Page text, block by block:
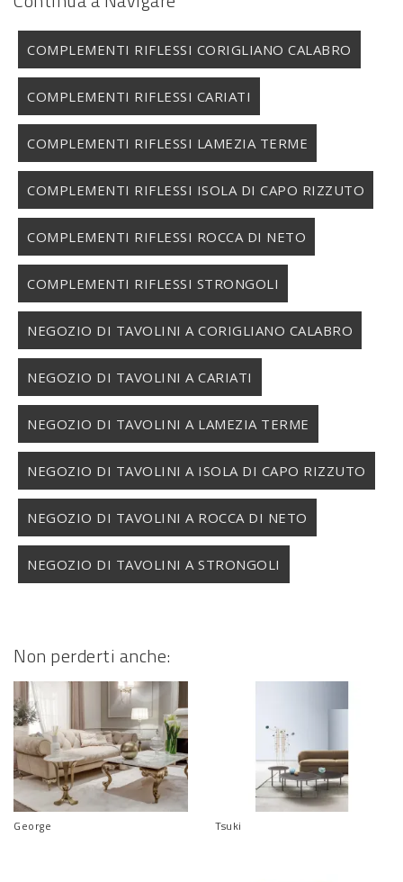
COMPLEMENTI RIFLESSI CORIGLIANO CALABRO
COMPLEMENTI RIFLESSI CARIATI
COMPLEMENTI RIFLESSI LAMEZIA TERME
COMPLEMENTI RIFLESSI ISOLA DI CAPO RIZZUTO
COMPLEMENTI RIFLESSI ROCCA DI NETO
COMPLEMENTI RIFLESSI STRONGOLI
NEGOZIO DI TAVOLINI A CORIGLIANO CALABRO
NEGOZIO DI TAVOLINI A CARIATI
NEGOZIO DI TAVOLINI A LAMEZIA TERME
NEGOZIO DI TAVOLINI A ISOLA DI CAPO RIZZUTO
NEGOZIO DI TAVOLINI A ROCCA DI NETO
NEGOZIO DI TAVOLINI A STRONGOLI
Non perderti anche:
George Tsuki